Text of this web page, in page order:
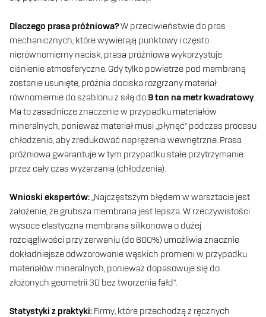
Dlaczego prasa próżniowa?W przeciwieństwie do pras
mechanicznych, które wywierają punktowy i często
nierównomierny nacisk, prasa próżniowa wykorzystuje
ciśnienie atmosferyczne. Gdy tylko powietrze pod membraną
zostanie usunięte, próżnia dociska rozgrzany materiał
równomiernie do szablonu z siłą do 9 ton na metr kwadratowy.
Ma to zasadnicze znaczenie w przypadku materiałów
mineralnych, ponieważ materiał musi „płynąć” podczas procesu
chłodzenia, aby zredukować naprężenia wewnętrzne. Prasa
próżniowa gwarantuje w tym przypadku stałe przytrzymanie
przez cały czas wyżarzania (chłodzenia).
Wnioski ekspertów:„Najczęstszym błędem w warsztacie jest
założenie, że grubsza membrana jest lepsza. W rzeczywistości
wysoce elastyczna membrana silikonowa o dużej
rozciągliwości przy zerwaniu (do 600%) umożliwia znacznie
dokładniejsze odwzorowanie wąskich promieni w przypadku
materiałów mineralnych, ponieważ dopasowuje się do
złożonych geometrii 3D bez tworzenia fałd”.
Statystyki z praktyki: Firmy, które przechodzą z ręcznych